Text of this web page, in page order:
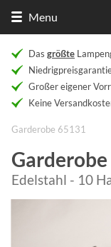
Menu
Das größte
Großer eigener
Keine
Garderobe 65131
Edelstahl - 10